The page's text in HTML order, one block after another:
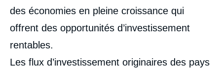
des économies en pleine croissance qui
offrent des opportunités d’investissement
rentables.
Les flux d’investissement originaires des pays